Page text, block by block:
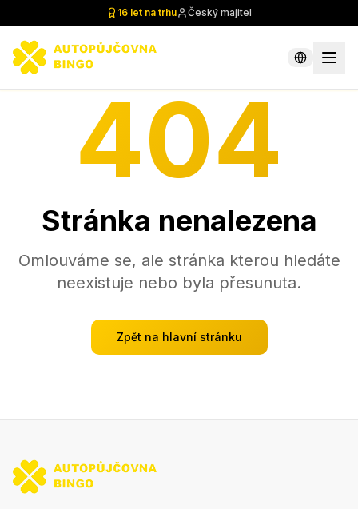
16 let na trhu Český majitel
404
Stránka nenalezena
Omlouváme se, ale stránka kterou hledáte
neexistuje nebo byla přesunuta.
Zpět na hlavní stránku